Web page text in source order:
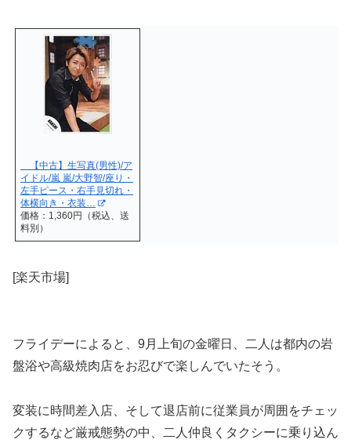
【中古】生写真(男性)/ア
イドル/嵐 嵐/大野智/座り・
左手ピース・右手見切れ・
体横向き・衣装…
価格：1,360円（税込、送
料別）
[楽天市場]
フライデーによると、9月上旬の金曜日、二人は都内の岩
盤浴や高級焼肉店をお忍びで楽しんでいたそう。
変装に時間差入店、そして退店前に従業員が周囲をチェッ
クするなど厳戒態勢の中、二人仲良くタクシーに乗り込ん